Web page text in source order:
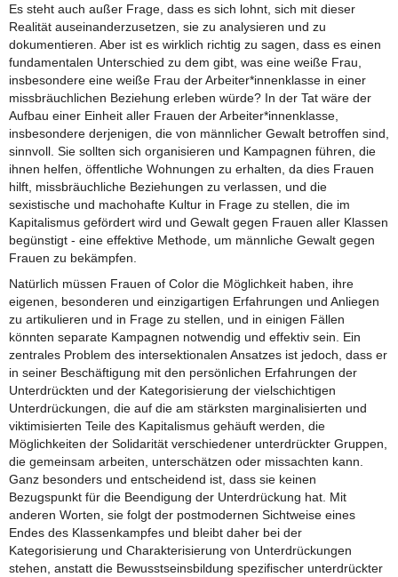
Es steht auch außer Frage, dass es sich lohnt, sich mit dieser
Realität auseinanderzusetzen, sie zu analysieren und zu
dokumentieren. Aber ist es wirklich richtig zu sagen, dass es einen
fundamentalen Unterschied zu dem gibt, was eine weiße Frau,
insbesondere eine weiße Frau der Arbeiter*innenklasse in einer
missbräuchlichen Beziehung erleben würde? In der Tat wäre der
Aufbau einer Einheit aller Frauen der Arbeiter*innenklasse,
insbesondere derjenigen, die von männlicher Gewalt betroffen sind,
sinnvoll. Sie sollten sich organisieren und Kampagnen führen, die
ihnen helfen, öffentliche Wohnungen zu erhalten, da dies Frauen
hilft, missbräuchliche Beziehungen zu verlassen, und die
sexistische und machohafte Kultur in Frage zu stellen, die im
Kapitalismus gefördert wird und Gewalt gegen Frauen aller Klassen
begünstigt - eine effektive Methode, um männliche Gewalt gegen
Frauen zu bekämpfen.
Natürlich müssen Frauen of Color die Möglichkeit haben, ihre
eigenen, besonderen und einzigartigen Erfahrungen und Anliegen
zu artikulieren und in Frage zu stellen, und in einigen Fällen
könnten separate Kampagnen notwendig und effektiv sein. Ein
zentrales Problem des intersektionalen Ansatzes ist jedoch, dass er
in seiner Beschäftigung mit den persönlichen Erfahrungen der
Unterdrückten und der Kategorisierung der vielschichtigen
Unterdrückungen, die auf die am stärksten marginalisierten und
viktimisierten Teile des Kapitalismus gehäuft werden, die
Möglichkeiten der Solidarität verschiedener unterdrückter Gruppen,
die gemeinsam arbeiten, unterschätzen oder missachten kann.
Ganz besonders und entscheidend ist, dass sie keinen
Bezugspunkt für die Beendigung der Unterdrückung hat. Mit
anderen Worten, sie folgt der postmodernen Sichtweise eines
Endes des Klassenkampfes und bleibt daher bei der
Kategorisierung und Charakterisierung von Unterdrückungen
stehen, anstatt die Bewusstseinsbildung spezifischer unterdrückter